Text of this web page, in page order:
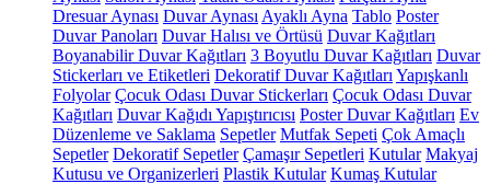
Dresuar Aynası Duvar Aynası Ayaklı Ayna Tablo Poster
Duvar Panoları Duvar Halısı ve Örtüsü Duvar Kağıtları
Boyanabilir Duvar Kağıtları 3 Boyutlu Duvar Kağıtları Duvar
Stickerları ve Etiketleri Dekoratif Duvar Kağıtları Yapışkanlı
Folyolar Çocuk Odası Duvar Stickerları Çocuk Odası Duvar
Kağıtları Duvar Kağıdı Yapıştırıcısı Poster Duvar Kağıtları Ev
Düzenleme ve Saklama Sepetler Mutfak Sepeti Çok Amaçlı
Sepetler Dekoratif Sepetler Çamaşır Sepetleri Kutular Makyaj
Kutusu ve Organizerleri Plastik Kutular Kumaş Kutular